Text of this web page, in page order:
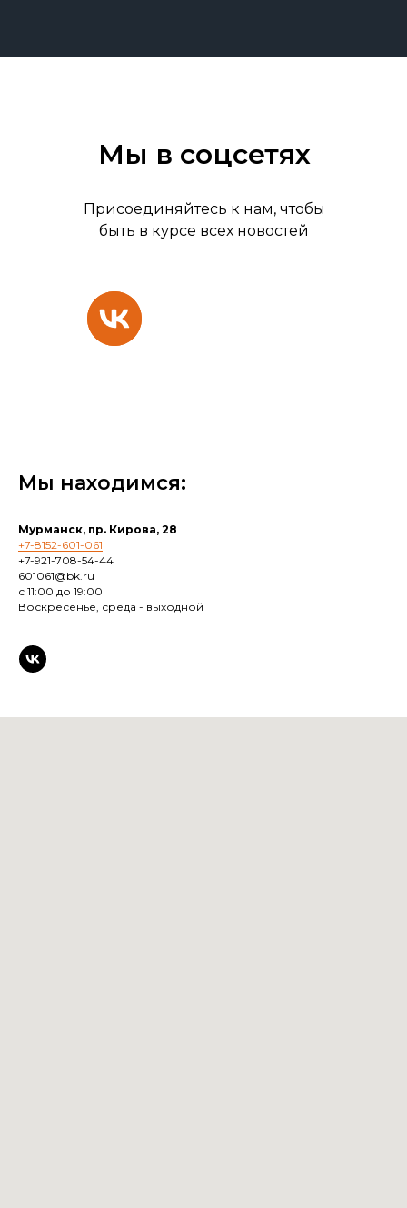
Присоединяйтесь к нам, чтобы
быть в курсе всех новостей
Мы в соцсетях
Мы находимся:
Мурманск, пр. Кирова, 28
+7-8152-601-061
+7-921-708-54-44
601061@bk.ru
с 11:00 до 19:00
Воскресенье, среда - выходной